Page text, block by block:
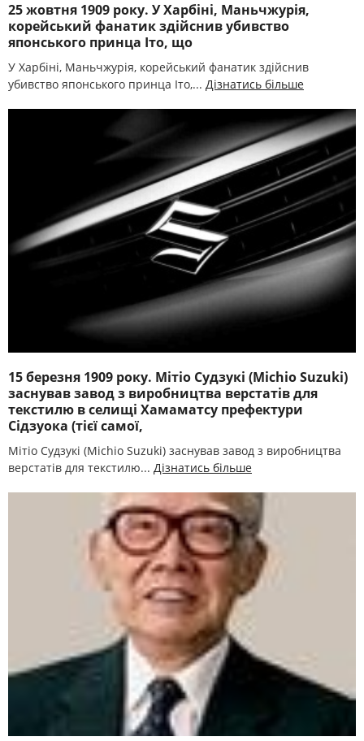
25 жовтня 1909 року. У Харбіні, Маньчжурія,
корейський фанатик здійснив убивство
японського принца Іто, що
У Харбіні, Маньчжурія, корейський фанатик здійснив
убивство японського принца Іто,... Дізнатись більше
15 березня 1909 року. Мітіо Судзукі (Mіchіo Suzukі)
заснував завод з виробництва верстатів для
текстилю в селищі Хамаматсу префектури
Сідзуока (тієї самої,
Мітіо Судзукі (Mіchіo Suzukі) заснував завод з виробництва
верстатів для текстилю... Дізнатись більше